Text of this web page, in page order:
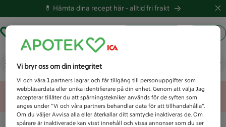
💊 Hämta dina recept här -alltid fri frakt
Vad letar du efter idag?
Unknown error
Vi bryr oss om din integritet
Vi och våra1 partners lagrar och får tillgång till personuppgifter som
webbläsardata eller unika identifierare på din enhet. Genom att välja Jag
accepterar tillåter du att spårningstekniker används för de syften som
anges under ”Vi och våra partners behandlar data för att tillhandahålla”.
Om du väljer Avvisa alla eller återkallar ditt samtycke inaktiveras de. Om
spårare är inaktiverade kan visst innehåll och vissa annonser som du ser